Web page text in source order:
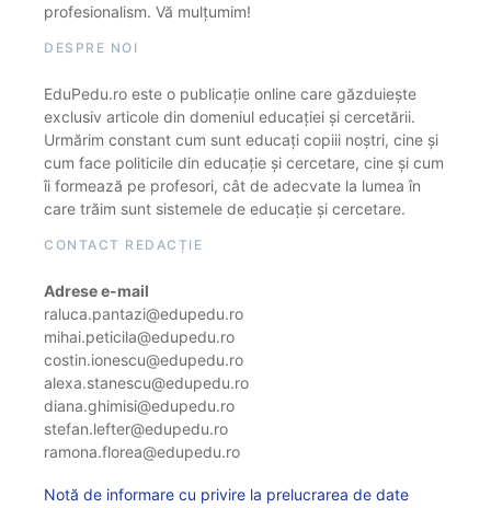
profesionalism. Vă mulțumim!
DESPRE NOI
EduPedu.ro este o publicație online care găzduiește
exclusiv articole din domeniul educației și cercetării.
Urmărim constant cum sunt educați copiii noștri, cine și
cum face politicile din educație și cercetare, cine și cum
îi formează pe profesori, cât de adecvate la lumea în
care trăim sunt sistemele de educație și cercetare.
CONTACT REDACȚIE
Adrese e-mail
raluca.pantazi@edupedu.ro
mihai.peticila@edupedu.ro
costin.ionescu@edupedu.ro
alexa.stanescu@edupedu.ro
diana.ghimisi@edupedu.ro
stefan.lefter@edupedu.ro
ramona.florea@edupedu.ro
Notă de informare cu privire la prelucrarea de date